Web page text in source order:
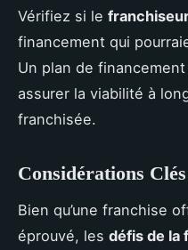
Vérifiez si le
financement qui
Un plan de
assurer la viabilité à
franchisée.
Considérations
Bien qu’une franchise
éprouvé, les défis de la